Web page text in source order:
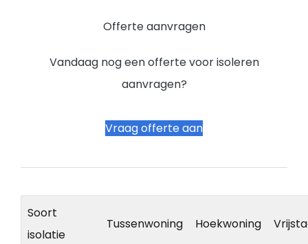
Offerte aanvragen
Vandaag nog een offerte voor isoleren
aanvragen?
Vraag offerte aan
Soort
isolatie
Tussenwoning Hoekwoning